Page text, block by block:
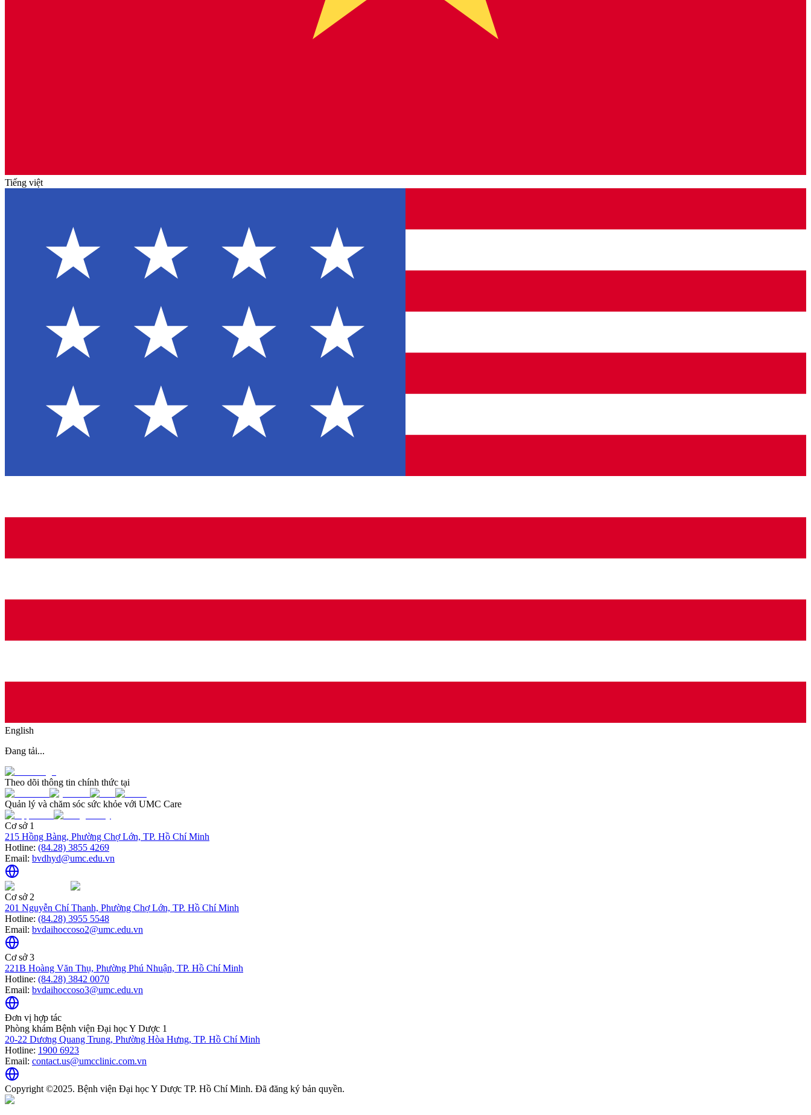
Tiếng việt
English
Đang tải...
Theo dõi thông tin chính thức tại
Quản lý và chăm sóc sức khỏe với UMC Care
Cơ sở 1
215 Hồng Bàng, Phường Chợ Lớn, TP. Hồ Chí Minh
Hotline: (84.28) 3855 4269
Email: bvdhyd@umc.edu.vn
Cơ sở 2
201 Nguyễn Chí Thanh, Phường Chợ Lớn, TP. Hồ Chí Minh
Hotline: (84.28) 3955 5548
Email: bvdaihoccoso2@umc.edu.vn
Cơ sở 3
221B Hoàng Văn Thụ, Phường Phú Nhuận, TP. Hồ Chí Minh
Hotline: (84.28) 3842 0070
Email: bvdaihoccoso3@umc.edu.vn
Đơn vị hợp tác
Phòng khám Bệnh viện Đại học Y Dược 1
20-22 Dương Quang Trung, Phường Hòa Hưng, TP. Hồ Chí Minh
Hotline: 1900 6923
Email: contact.us@umcclinic.com.vn
Copyright ©2025. Bệnh viện Đại học Y Dược TP. Hồ Chí Minh. Đã đăng ký bản quyền.